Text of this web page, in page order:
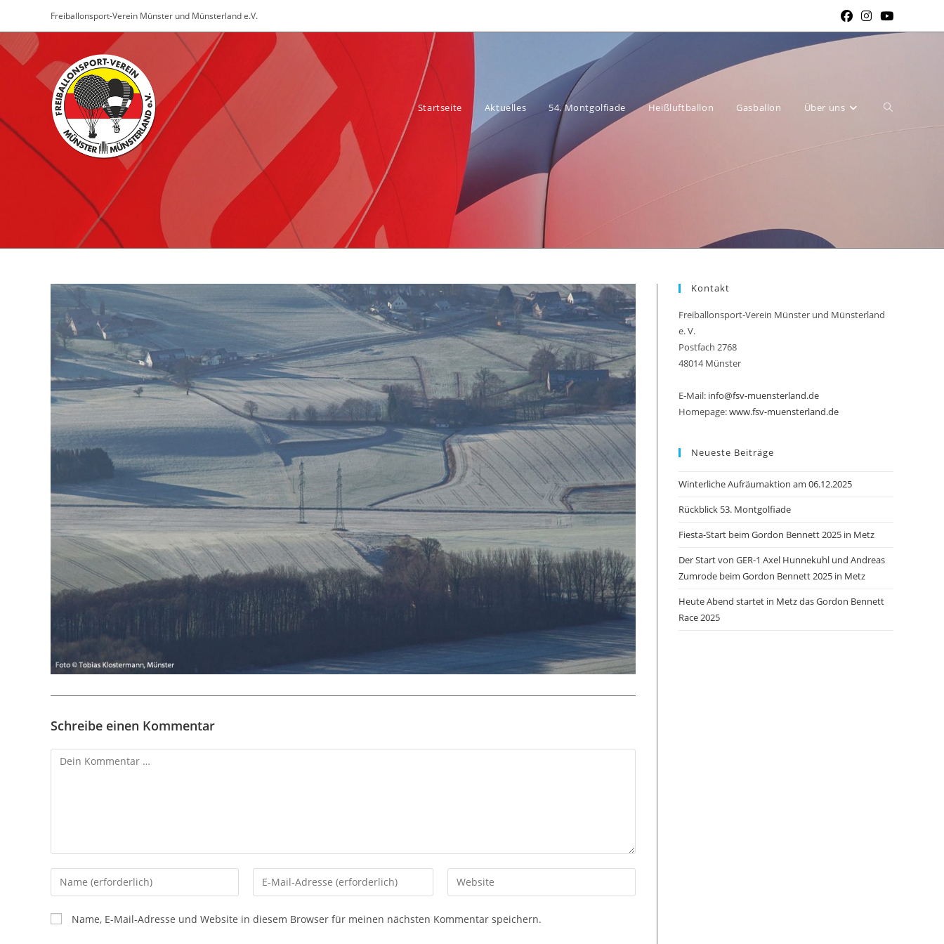
springen
Freiballonsport-Verein Münster und Münsterland e.V.
Startseite Aktuelles 54. Montgolfiade Heißluftballon Gasballon Über uns Website-
Suche
Schreibe einen Kommentar
Kommentar
Gib
deinen
Namen
oder
Gib
deine
Gib
deine
Name, E-Mail-Adresse und Website in diesem Browser für meinen nächsten Kommentar speichern.
Kontakt
Freiballonsport-Verein Münster und Münsterland
e. V.
Postfach 2768
48014 Münster
E-Mail: info@fsv-muensterland.de
Homepage:www.fsv-muensterland.de
Neueste Beiträge
Winterliche Aufräumaktion am 06.12.2025
Rückblick 53. Montgolfiade
Fiesta-Start beim Gordon Bennett 2025 in Metz
Der Start von GER-1 Axel Hunnekuhl und Andreas
Zumrode beim Gordon Bennett 2025 in Metz
Heute Abend startet in Metz das Gordon Bennett
Race 2025